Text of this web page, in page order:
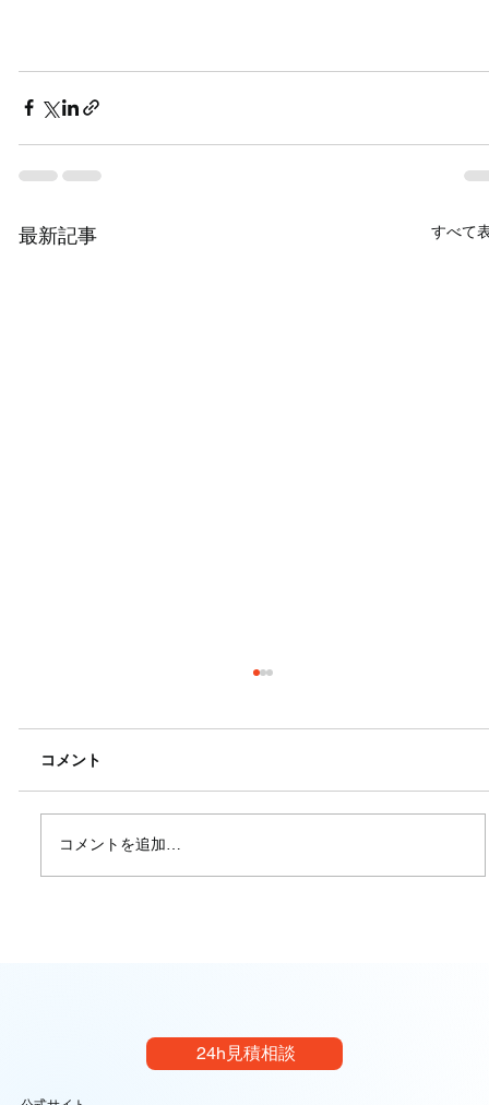
最新記事 すべて
コメント
コメントを追加…
24h見積相談